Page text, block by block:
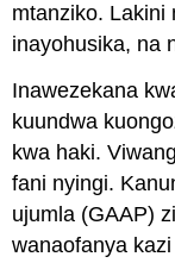
mtanziko. Lakini
inayohusika, na
Inawezekana
kuundwa
kwa haki.
fani nyingi.
ujumla (GAAP)
wanaofanya